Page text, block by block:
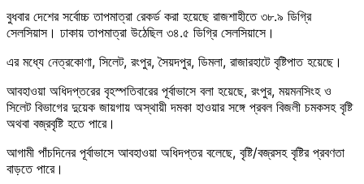
বুধবার দেশের সর্বোচ্চ তাপমাত্রা রেকর্ড করা হয়েছে রাজশাহীতে ৩৮.৯ ডিগ্রি
সেলসিয়াস। ঢাকায় তাপমাত্রা উঠেছিল ৩৪.৫ ডিগ্রি সেলসিয়াসে।
এর মধ্যে নেত্রকোণা, সিলেট, রংপুর, সৈয়দপুর, ডিমলা, রাজারহাটে বৃষ্টিপাত হয়েছে।
আবহাওয়া অধিদপ্তরের বৃহস্পতিবারের পূর্বাভাসে বলা হয়েছে, রংপুর, ময়মনসিংহ ও
সিলেট বিভাগের দুয়েক জায়গায় অস্থায়ী দমকা হাওয়ার সঙ্গে প্রবল বিজলী চমকসহ বৃষ্টি
অথবা বজ্রবৃষ্টি হতে পারে।
আগামী পাঁচদিনের পূর্বাভাসে আবহাওয়া অধিদপ্তর বলেছে, বৃষ্টি/বজ্রসহ বৃষ্টির প্রবণতা
বাড়তে পারে।